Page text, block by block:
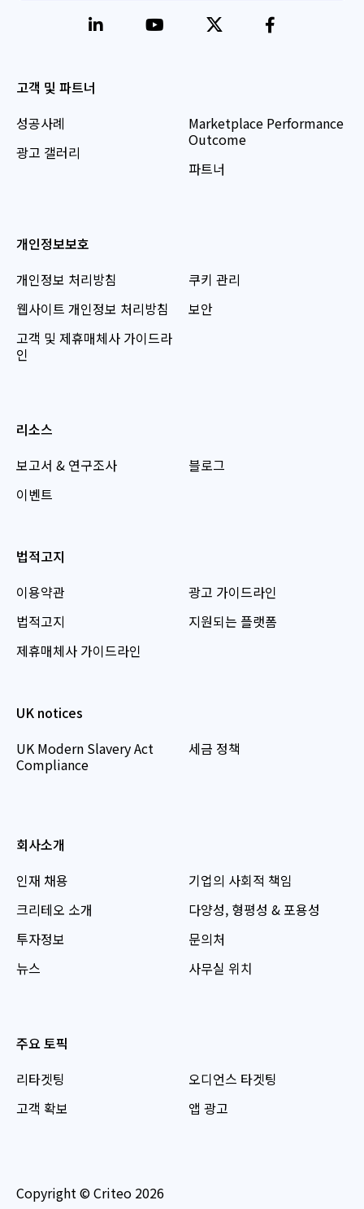
고객 및 파트너
성공사례
광고 갤러리
Marketplace Performance
Outcome
파트너
개인정보보호
개인정보 처리방침
웹사이트 개인정보 처리방침
고객 및 제휴매체사 가이드라
인
쿠키 관리
보안
리소스
보고서 & 연구조사
이벤트
블로그
법적고지
이용약관
법적고지
제휴매체사 가이드라인
광고 가이드라인
지원되는 플랫폼
UK notices
UK Modern Slavery Act
Compliance
세금 정책
회사소개
인재 채용
크리테오 소개
투자정보
뉴스
기업의 사회적 책임
다양성, 형평성 & 포용성
문의처
사무실 위치
주요 토픽
리타겟팅
고객 확보
오디언스 타겟팅
앱 광고
Copyright © Criteo 2026